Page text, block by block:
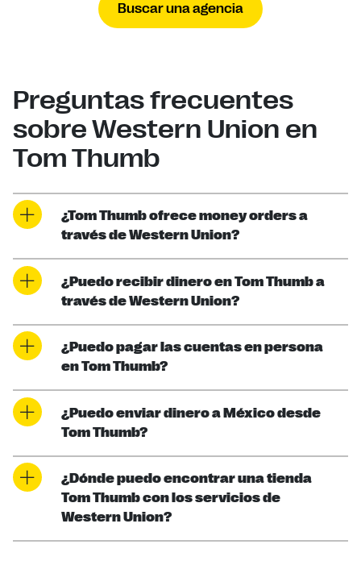
Buscar una agencia
Preguntas frecuentes
sobre Western Union en
Tom Thumb
¿Tom Thumb ofrece money orders a
través de Western Union?
¿Puedo recibir dinero en Tom Thumb a
través de Western Union?
¿Puedo pagar las cuentas en persona
en Tom Thumb?
¿Puedo enviar dinero a México desde
Tom Thumb?
¿Dónde puedo encontrar una tienda
Tom Thumb con los servicios de
Western Union?